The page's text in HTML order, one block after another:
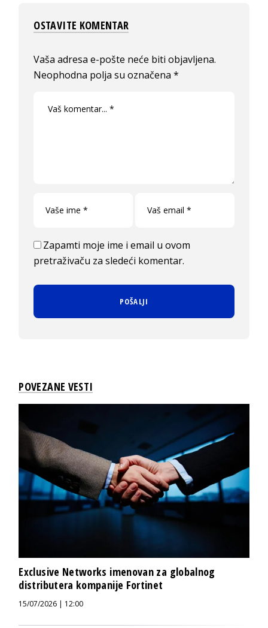
OSTAVITE KOMENTAR
Vaša adresa e-pošte neće biti objavljena.
Neophodna polja su označena*
Zapamti moje ime i email u ovom
pretraživaču za sledeći komentar.
POVEZANE VESTI
Exclusive Networks imenovan za globalnog
distributera kompanije Fortinet
15/07/2026 | 12:00